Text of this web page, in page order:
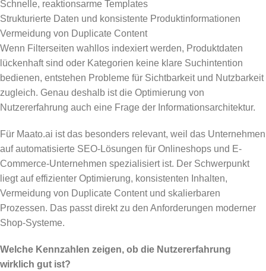
Schnelle, reaktionsarme Templates
Strukturierte Daten und konsistente Produktinformationen
Vermeidung von Duplicate Content
Wenn Filterseiten wahllos indexiert werden, Produktdaten
lückenhaft sind oder Kategorien keine klare Suchintention
bedienen, entstehen Probleme für Sichtbarkeit und Nutzbarkeit
zugleich. Genau deshalb ist die Optimierung von
Nutzererfahrung auch eine Frage der Informationsarchitektur.
Für Maato.ai ist das besonders relevant, weil das Unternehmen
auf automatisierte SEO-Lösungen für Onlineshops und E-
Commerce-Unternehmen spezialisiert ist. Der Schwerpunkt
liegt auf effizienter Optimierung, konsistenten Inhalten,
Vermeidung von Duplicate Content und skalierbaren
Prozessen. Das passt direkt zu den Anforderungen moderner
Shop-Systeme.
Welche Kennzahlen zeigen, ob die Nutzererfahrung
wirklich gut ist?